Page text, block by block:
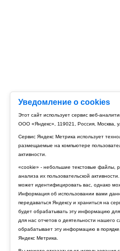
Уведомление о cookies
Этот сайт использует сервис веб-
ООО «Яндекс», 119021, Россия, Москва,
Сервис Яндекс Метрика использует
размещаемые на компьютере
активности.
«cookie» - небольшие текстовые файлы,
анализа их пользовательской
может идентифицировать вас, однако
Информация об использовании вами
передаваться Яндексу и храниться на
будет обрабатывать эту информацию
для нас отчетов о деятельности нашего
обрабатывает эту информацию в
Яндекс Метрика.